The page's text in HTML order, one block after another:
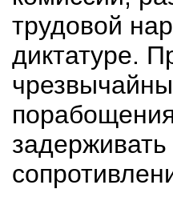
трудовой
диктатуре.